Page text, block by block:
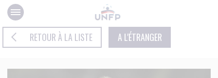
Panneau de gestion des cookies
RETOUR À LA LISTE A L'ÉTRANGER